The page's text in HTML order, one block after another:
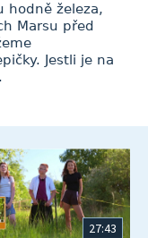
hodně železa,
Marsu před
Jestli je na
27:43